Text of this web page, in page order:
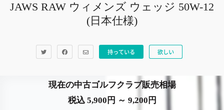
JAWS RAW ウィメンズ ウェッジ 50W-12
(日本仕様)
持っている 欲しい
現在の中古ゴルフクラブ販売相場
税込 5,900円 ～ 9,200円